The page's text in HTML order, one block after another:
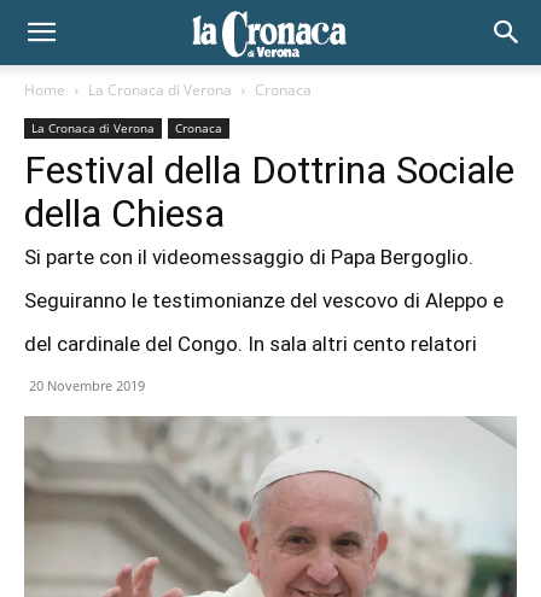
Home La Cronaca di Verona Cronaca
La Cronaca di Verona Cronaca
Festival della Dottrina Sociale
della Chiesa
Si parte con il videomessaggio di Papa Bergoglio.
Seguiranno le testimonianze del vescovo di Aleppo e
del cardinale del Congo. In sala altri cento relatori
20 Novembre 2019